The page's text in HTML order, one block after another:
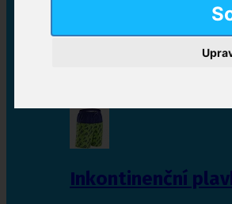
Inkontinenční
Inkontinenční